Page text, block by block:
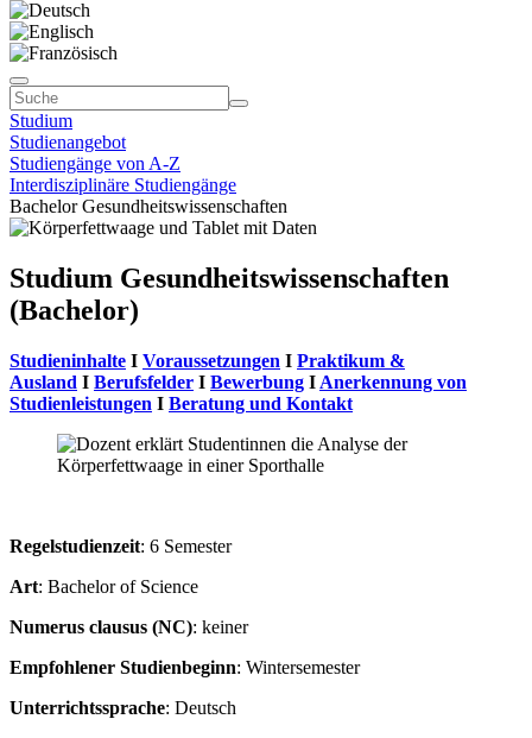
Studium
Studienangebot
Studiengänge von A-Z
Interdisziplinäre Studiengänge
Bachelor Gesundheitswissenschaften
Studium Gesundheitswissenschaften
(Bachelor)
Studieninhalte I Voraussetzungen I Praktikum &
Ausland I Berufsfelder I Bewerbung I Anerkennung von
Studienleistungen I Beratung und Kontakt
Regelstudienzeit: 6 Semester
Art: Bachelor of Science
Numerus clausus (NC): keiner
Empfohlener Studienbeginn: Wintersemester
Unterrichtssprache: Deutsch